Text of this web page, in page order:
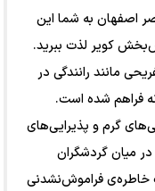
اصفهان به شما این
کویر لذت ببرید.
مانند رانندگی در
فراهم شده است.
گرم و پذیرایی‌های
میان گردشگران
خاطره‌ی فراموش‌نشدنی